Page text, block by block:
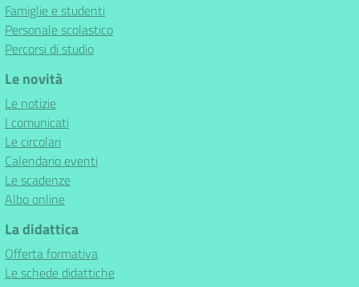
Famiglie e studenti
Personale scolastico
Percorsi di studio
Le novità
Le notizie
I comunicati
Le circolari
Calendario eventi
Le scadenze
Albo online
La didattica
Offerta formativa
Le schede didattiche